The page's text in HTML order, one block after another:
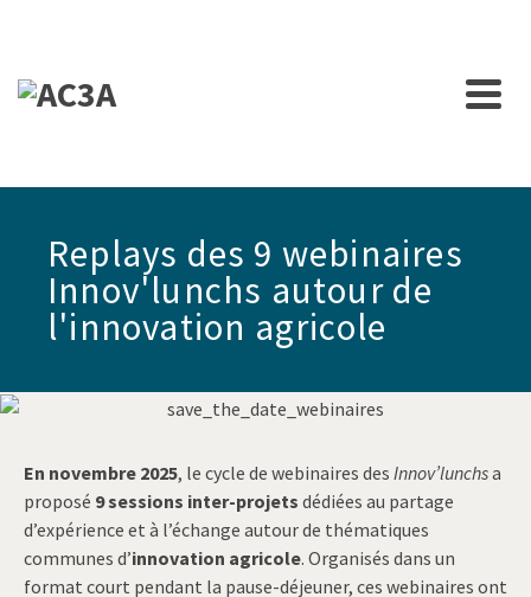
Replays des 9 webinaires
Innov'lunchs autour de
l'innovation agricole
En novembre 2025, le cycle de webinaires des Innov’lunchsa
proposé 9 sessions inter-projets dédiées au partage
d’expérience et à l’échange autour de thématiques
communes d’innovation agricole. Organisés dans un
format court pendant la pause-déjeuner, ces webinaires ont